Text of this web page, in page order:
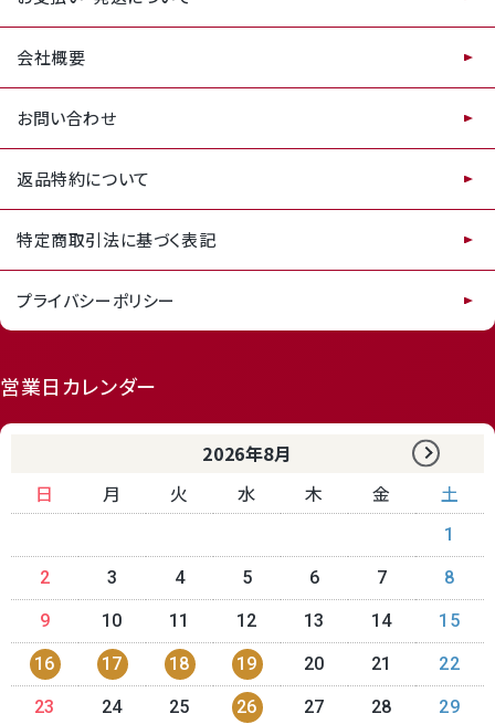
会社概要
お問い合わせ
返品特約について
特定商取引法に基づく表記
プライバシーポリシー
営業日カレンダー
2026年8月
日
月 火 水 木 金 土
1
2 3 4 5 6 7 8
9 10 11 12 13 14 15
16 17 18 19 20 21 22
23 24 25 26 27 28 29